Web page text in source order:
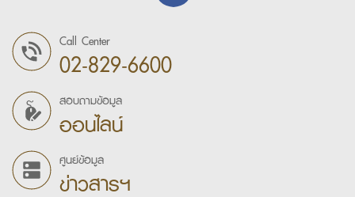
Call Center
02-829-6600
สอบถามข้อมูล
ออนไลน์
ศูนย์ข้อมูล
ข่าวสารฯ